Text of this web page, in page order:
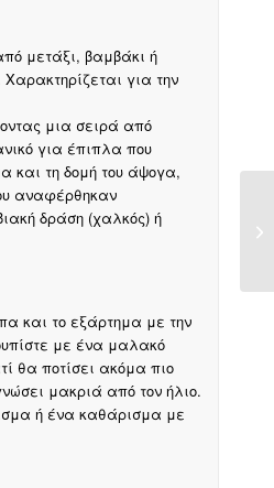
μετάξι, βαμβάκι ή
για την
μια σειρά από
για έπιπλα που
και τη δομή του άψογα,
αναφέρθηκαν
δράση (χαλκός) ή
και το εξάρτημα με την
με ένα μαλακό
θα ποτίσει ακόμα πιο
μακριά από τον ήλιο.
ή ένα καθάρισμα με